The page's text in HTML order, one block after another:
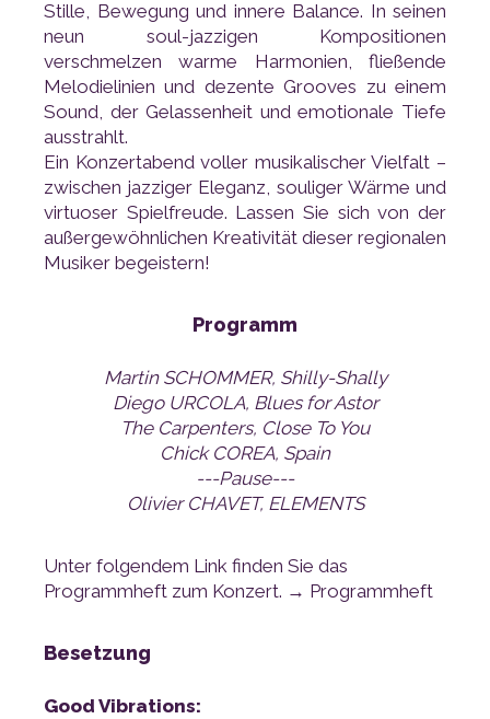
ausstrahlt.
Musiker begeistern!
Programm
Martin SCHOMMER, Shilly-Shally
Diego URCOLA, Blues for Astor
The Carpenters, Close To You
Chick COREA, Spain
---Pause---
Olivier CHAVET, ELEMENTS
Programmheft zum Konzert. → Programmheft
Besetzung
Good Vibrations: